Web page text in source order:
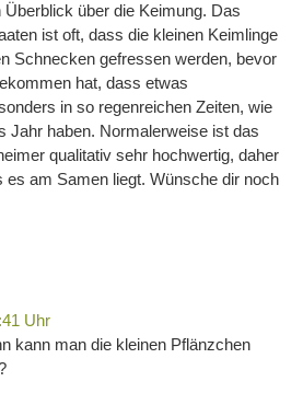
Überblick über die Keimung. Das
ist oft, dass die kleinen Keimlinge
Schnecken gefressen werden, bevor
hat, dass etwas
in so regenreichen Zeiten, wie
Jahr haben. Normalerweise ist das
qualitativ sehr hochwertig, daher
es am Samen liegt. Wünsche dir noch
Uhr
kann man die kleinen Pflänzchen